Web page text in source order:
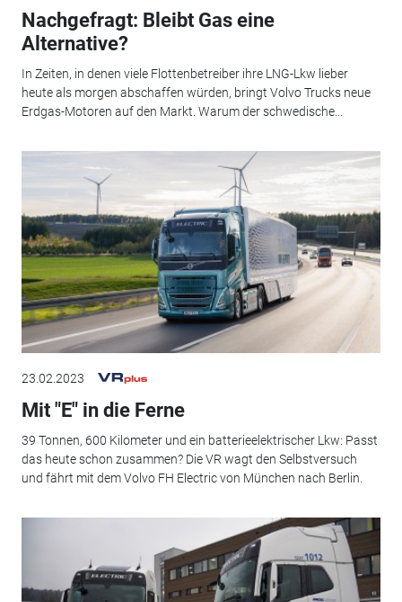
Nachgefragt: Bleibt Gas eine
Alternative?
In Zeiten, in denen viele Flottenbetreiber ihre LNG-Lkw lieber
heute als morgen abschaffen würden, bringt Volvo Trucks neue
Erdgas-Motoren auf den Markt. Warum der schwedische...
23.02.2023
Mit "E" in die Ferne
39 Tonnen, 600 Kilometer und ein batterieelektrischer Lkw: Passt
das heute schon zusammen? Die VR wagt den Selbstversuch
und fährt mit dem Volvo FH Electric von München nach Berlin.